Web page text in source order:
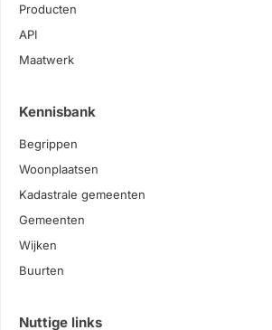
Producten
API
Maatwerk
Kennisbank
Begrippen
Woonplaatsen
Kadastrale gemeenten
Gemeenten
Wijken
Buurten
Nuttige links